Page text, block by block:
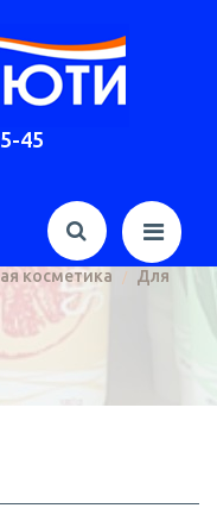
45
косметика /
Для